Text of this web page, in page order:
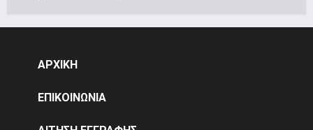
ΑΡΧΙΚΗ
ΕΠΙΚΟΙΝΩΝΙΑ